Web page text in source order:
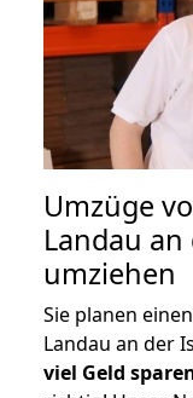
Umzüge
Landau
umziehen
Sie planen
Landau an der
viel Geld